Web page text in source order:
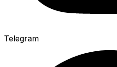
Telegram